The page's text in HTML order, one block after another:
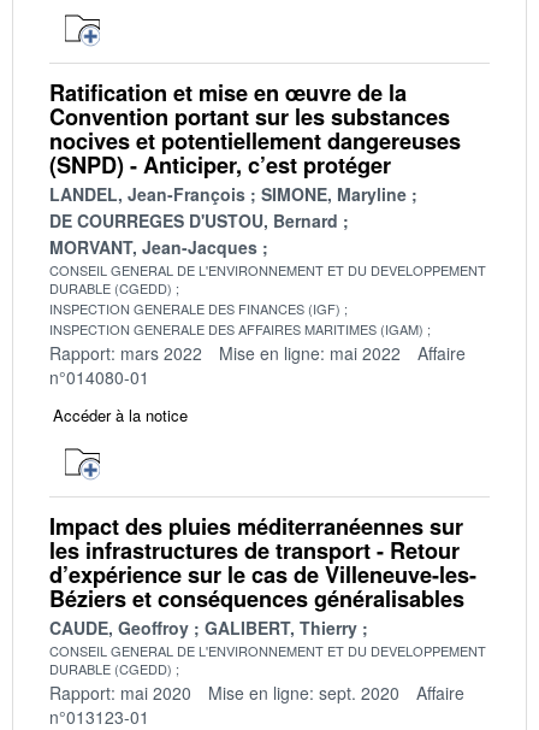
Ratification et mise en œuvre de la
Convention portant sur les substances
nocives et potentiellement dangereuses
(SNPD) - Anticiper, c’est protéger
LANDEL, Jean-François
SIMONE, Maryline
DE COURREGES D'USTOU, Bernard
MORVANT, Jean-Jacques
CONSEIL GENERAL DE L'ENVIRONNEMENT ET DU DEVELOPPEMENT
DURABLE (CGEDD)
INSPECTION GENERALE DES FINANCES (IGF)
INSPECTION GENERALE DES AFFAIRES MARITIMES (IGAM)
Rapport: mars 2022 Mise en ligne: mai 2022
Affaire
n°014080-01
Accéder à la notice
Impact des pluies méditerranéennes sur
les infrastructures de transport - Retour
d’expérience sur le cas de Villeneuve-les-
Béziers et conséquences généralisables
CAUDE, Geoffroy GALIBERT, Thierry
CONSEIL GENERAL DE L'ENVIRONNEMENT ET DU DEVELOPPEMENT
DURABLE (CGEDD)
Rapport: mai 2020 Mise en ligne: sept. 2020
Affaire
n°013123-01